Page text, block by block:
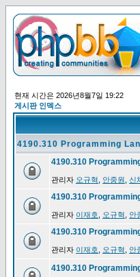
현재 시간은 2026년8월7일 19:22
게시판 인덱스
4190.310 Programming
4190.310
관리자 오규혁 안중원 신
4190.310
관리자 이재호 오규혁 안
4190.310
관리자 이재호 오규혁 안
4190.310